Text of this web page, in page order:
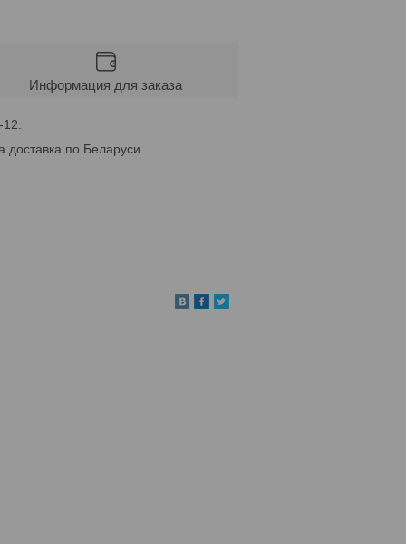
Информация для заказа
по Беларуси.